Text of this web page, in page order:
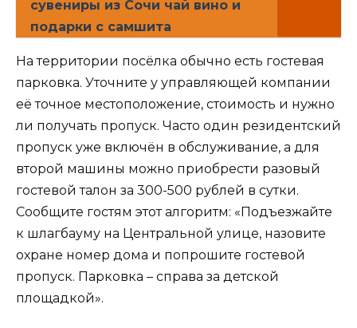
сувениры из Сочи чай вино и
подарки с самшита
На территории посёлка обычно есть гостевая
парковка. Уточните у управляющей компании
её точное местоположение, стоимость и нужно
ли получать пропуск. Часто один резидентский
пропуск уже включён в обслуживание, а для
второй машины можно приобрести разовый
гостевой талон за 300-500 рублей в сутки.
Сообщите гостям этот алгоритм: «Подъезжайте
к шлагбауму на Центральной улице, назовите
охране номер дома и попрошите гостевой
пропуск. Парковка – справа за детской
площадкой».